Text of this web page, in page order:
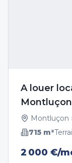
A louer
Montluçon
715 m²
2 000 €/